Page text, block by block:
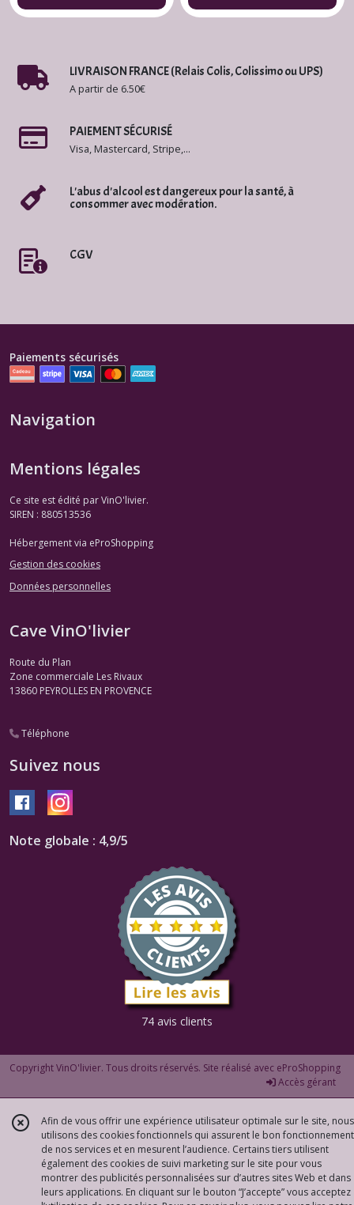
LIVRAISON FRANCE (Relais Colis, Colissimo ou UPS)
A partir de 6.50€
PAIEMENT SÉCURISÉ
Visa, Mastercard, Stripe,...
L'abus d'alcool est dangereux pour la santé, à
consommer avec modération.
CGV
(4)
d'Aix-
en-
(10)
d'Aix-
en-
(4)
Blancs
Rouges
Autres
Rosés
(1)
Bandol
et
Cassis
(2)
Bandol
et
(2)
Rouge
Paiements sécurisés
Navigation
Mentions légales
Ce site est édité par VinO'livier.
SIREN : 880513536
Hébergement via eProShopping
Gestion des cookies
Données personnelles
Cave VinO'livier
Route du Plan
Zone commerciale Les Rivaux
13860 PEYROLLES EN PROVENCE
Téléphone
Suivez nous
Note globale : 4,9/5
74 avis clients
Copyright VinO'livier. Tous droits réservés. Site réalisé avec eProShopping
Accès gérant
Afin de vous offrir une expérience utilisateur optimale sur le site, nous
utilisons des cookies fonctionnels qui assurent le bon fonctionnement
de nos services et en mesurent l’audience. Certains tiers utilisent
également des cookies de suivi marketing sur le site pour vous
montrer des publicités personnalisées sur d’autres sites Web et dans
leurs applications. En cliquant sur le bouton “J’accepte” vous acceptez